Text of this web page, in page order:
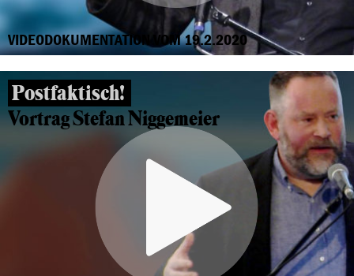
VIDEODOKUMENTATION VOM 19.2.2020
Postfaktisch!
Vortrag Stefan Niggemeier